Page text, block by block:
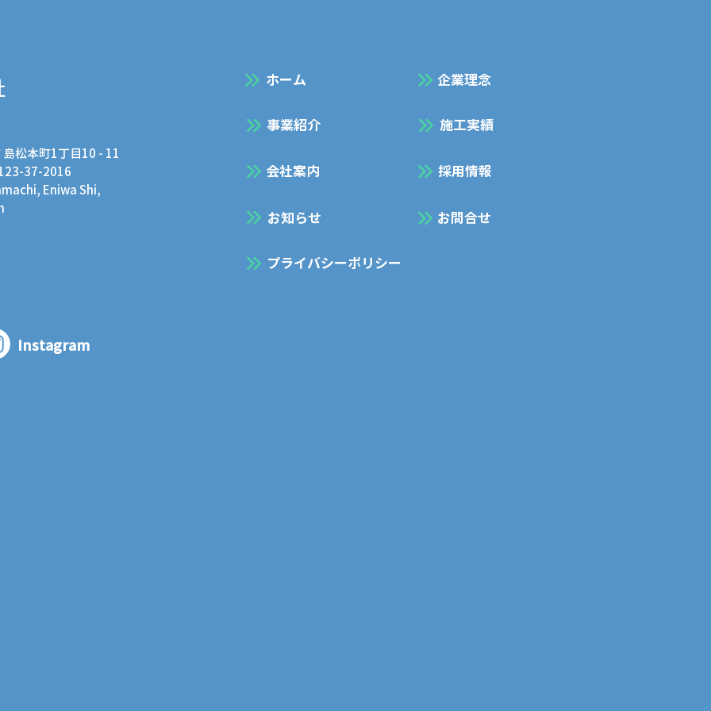
松本町1丁目10 - 11
37-2016
Eniwa Shi,
​ホーム
事業紹介
会社案内
お知らせ
企業理念
施工実績
採用情報
お問合せ
プライバシーポリシー
Instagram